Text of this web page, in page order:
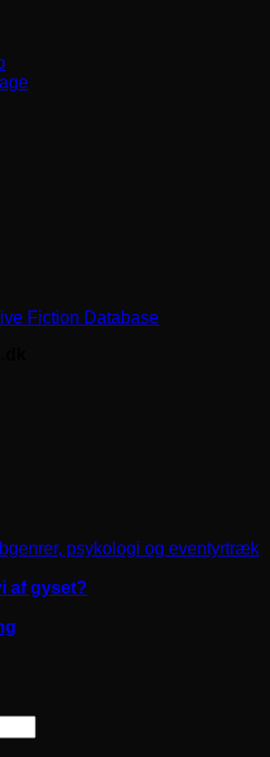
Fiction Database
psykologi og eventyrtræk
af gyset?